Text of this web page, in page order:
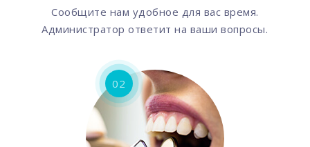
Сообщите нам удобное для вас время.
Администратор ответит на ваши вопросы.
02